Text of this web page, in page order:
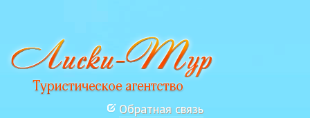
Обратная связь